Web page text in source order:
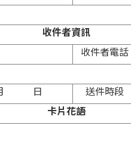
收件者資訊
收件者電話
日
送件時段
卡片花語